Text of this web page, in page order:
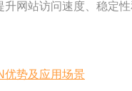
升网站访问速度、稳定
优势及应用场景